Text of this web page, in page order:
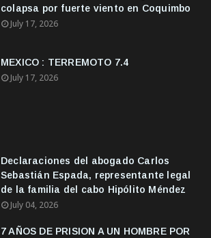
colapsa por fuerte viento en Coquimbo
July 17, 2026
MEXICO : TERREMOTO 7.4
July 17, 2026
Declaraciones del abogado Carlos
Sebastián Espada, representante legal
de la familia del cabo Hipólito Méndez
July 04, 2026
7 AÑOS DE PRISION A UN HOMBRE POR